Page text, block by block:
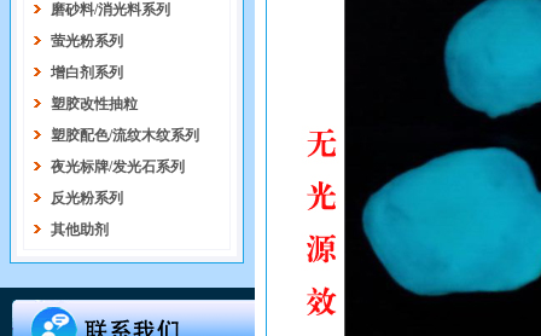
磨砂料/消光料系列
萤光粉系列
增白剂系列
塑胶改性抽粒
塑胶配色/流纹木纹系列
夜光标牌/发光石系列
反光粉系列
其他助剂